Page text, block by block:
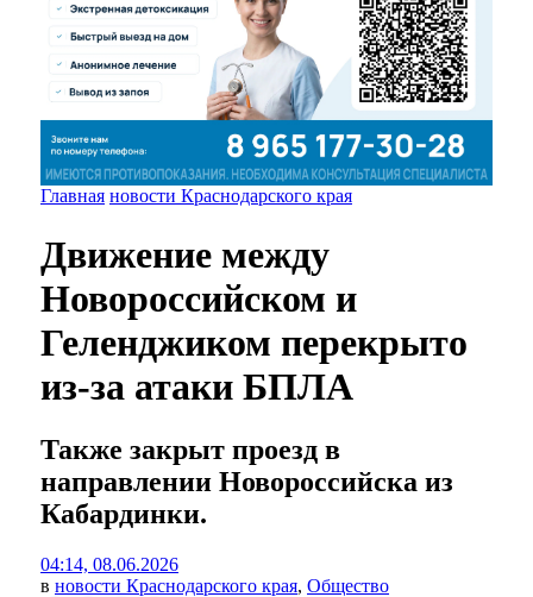
Главная новости Краснодарского края
Движение между
Новороссийском и
Геленджиком перекрыто
из-за атаки БПЛА
Также закрыт проезд в
направлении Новороссийска из
Кабардинки.
04:14, 08.06.2026
в новости Краснодарского края, Общество